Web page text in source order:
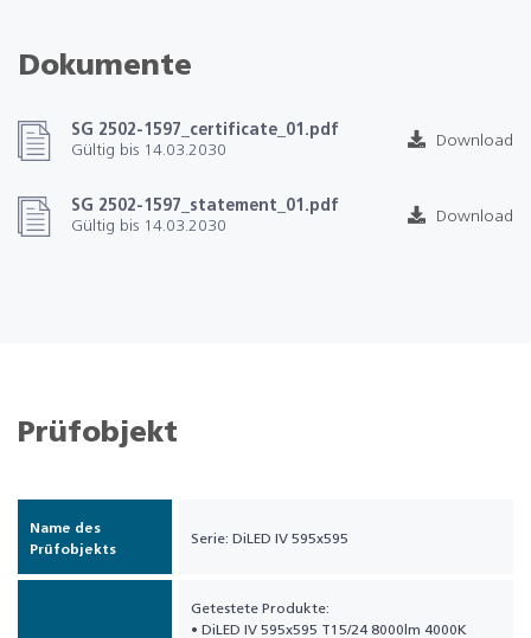
Dokumente
SG 2502-1597_certificate_01.pdf
Gültig bis 14.03.2030
Download
SG 2502-1597_statement_01.pdf
Gültig bis 14.03.2030
Download
Prüfobjekt
Name des
Prüfobjekts
Serie: DiLED IV 595x595
Getestete Produkte:
• DiLED IV 595x595 T15/24 8000lm 4000K